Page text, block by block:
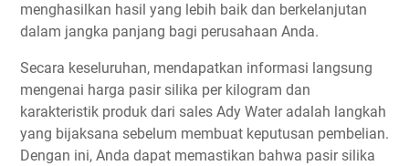
menghasilkan hasil yang lebih baik dan berkelanjutan
dalam jangka panjang bagi perusahaan Anda.
Secara keseluruhan, mendapatkan informasi langsung
mengenai harga pasir silika per kilogram dan
karakteristik produk dari sales Ady Water adalah langkah
yang bijaksana sebelum membuat keputusan pembelian.
Dengan ini, Anda dapat memastikan bahwa pasir silika